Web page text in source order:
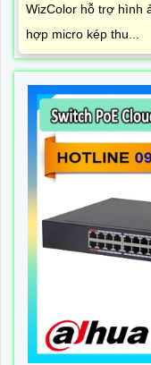
WizColor hỗ trợ hình
hợp micro kép thu...